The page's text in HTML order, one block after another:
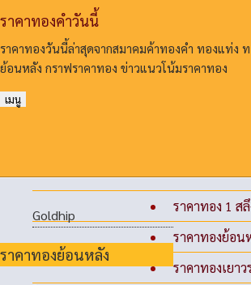
ราคาทองคําวันนี้
ราคาทองวันนี้ล่าสุดจากสมาคมค้าทองคํา ทองแท่ง
ย้อนหลัง กราฟราคาทอง ข่าวแนวโน้มราคาทอง
เมนู
Goldhip
ราคาทองย้อนหลัง
ราคาทอง 1 ส
ราคาทองย้อน
ราคาทองเยา